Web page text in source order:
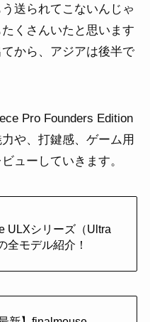
送られてこないんじゃ
くさんいたと思います
から、アジアは後半で
Pro Founders Edition
や、打鍵感、ゲーム用
ューしていきます。
ULXシリーズ（Ultra
全モデル紹介！